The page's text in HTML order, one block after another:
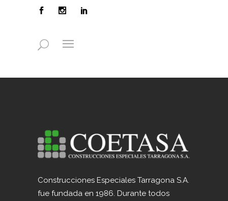
Construcciones Especiales Tarragona S.A.
fue fundada en 1986. Durante todos